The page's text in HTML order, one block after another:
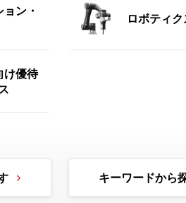
ン・
ロボティク
け優待
キーワードから